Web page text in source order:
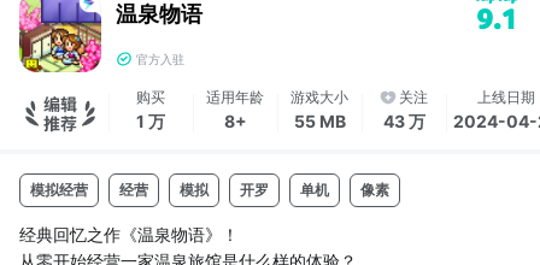
温泉物语 9.1
官方入驻
购买
1 万
适用年龄
8+
游戏大小
55 MB
关注
43 万
上线日期
2024-04-
模拟经营 经营 模拟 开罗 单机 像素
经典回忆之作《温泉物语》！
从零开始经营一家温泉旅馆是什么样的体验？